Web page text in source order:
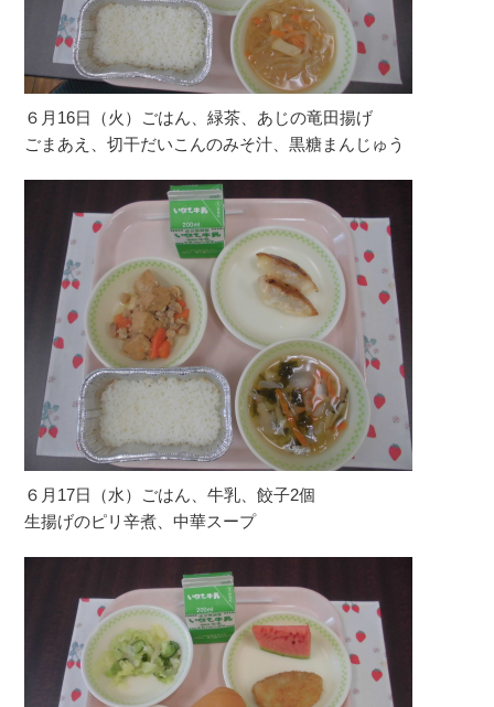
６月16日（火）ごはん、緑茶、あじの竜田揚げ
ごまあえ、切干だいこんのみそ汁、黒糖まんじゅう
６月17日（水）ごはん、牛乳、餃子2個
生揚げのピリ辛煮、中華スープ